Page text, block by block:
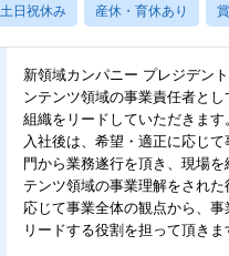
土日祝休み 産休・育休あり
新領域カンパニー プレジデン
ンテンツ領域の事業責任者とし
組織をリードしていただきます
入社後は、希望・適正に応じ
門から業務遂行を頂き、現場を
テンツ領域の事業理解をされた
応じて事業全体の観点から、事
リードする役割を担って頂きま